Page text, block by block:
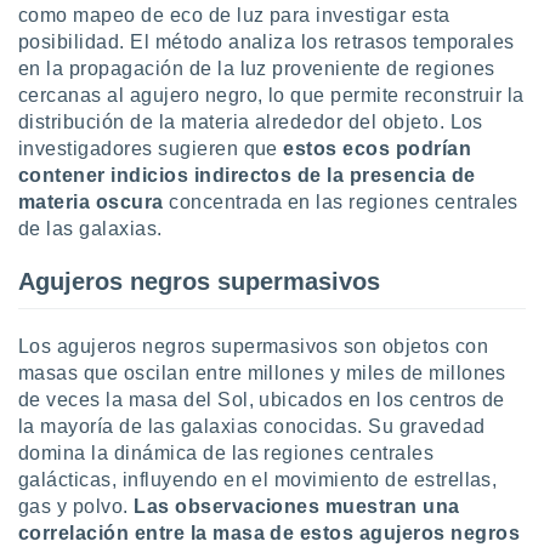
únicos
similares
sitio
IP
en
interés
a lo que
Para
su
u
datos
momento
como mapeo de eco de luz para investigar esta
posibilidad. El método analiza los retrasos temporales
en la propagación de la luz proveniente de regiones
cercanas al agujero negro, lo que permite reconstruir la
distribución de la materia alrededor del objeto. Los
investigadores sugieren queestos ecos podrían
contener indicios indirectos de la presencia de
materia oscuraconcentrada en las regiones centrales
de las galaxias.
Agujeros negros supermasivos
Los agujeros negros supermasivos son objetos con
masas que oscilan entre millones y miles de millones
de veces la masa del Sol, ubicados en los centros de
la mayoría de las galaxias conocidas. Su gravedad
domina la dinámica de las regiones centrales
galácticas, influyendo en el movimiento de estrellas,
gas y polvo. Las observaciones muestran una
correlación entre la masa de estos agujeros negros